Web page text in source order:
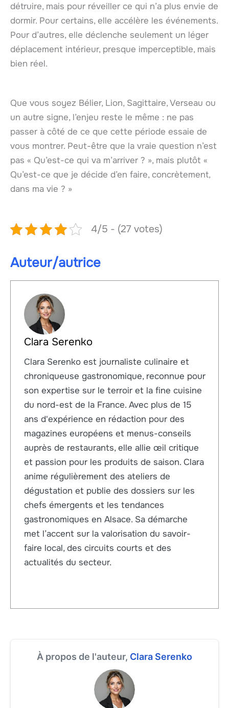
détruire, mais pour réveiller ce qui n’a plus envie de
dormir. Pour certains, elle accélère les événements.
Pour d’autres, elle déclenche seulement un léger
déplacement intérieur, presque imperceptible, mais
bien réel.
Que vous soyez Bélier, Lion, Sagittaire, Verseau ou
un autre signe, l’enjeu reste le même : ne pas
passer à côté de ce que cette période essaie de
vous montrer. Peut-être que la vraie question n’est
pas « Qu’est-ce qui va m’arriver ? », mais plutôt «
Qu’est-ce que je décide d’en faire, concrètement,
dans ma vie ? »
4/5 - (27 votes)
Auteur/autrice
Clara Serenko
Clara Serenko est journaliste culinaire et
chroniqueuse gastronomique, reconnue pour
son expertise sur le terroir et la fine cuisine
du nord-est de la France. Avec plus de 15
ans d'expérience en rédaction pour des
magazines européens et menus-conseils
auprès de restaurants, elle allie œil critique
et passion pour les produits de saison. Clara
anime régulièrement des ateliers de
dégustation et publie des dossiers sur les
chefs émergents et les tendances
gastronomiques en Alsace. Sa démarche
met l’accent sur la valorisation du savoir-
faire local, des circuits courts et des
actualités du secteur.
À propos de l'auteur, Clara Serenko